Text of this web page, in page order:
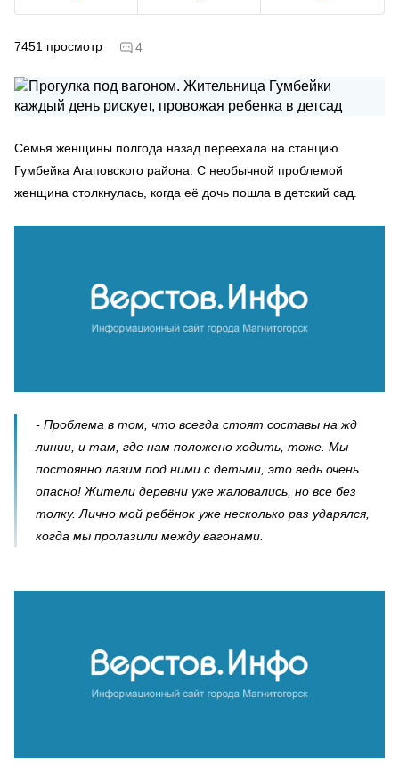
7451 просмотр 4
Семья женщины полгода назад переехала на станцию
Гумбейка Агаповского района. С необычной проблемой
женщина столкнулась, когда её дочь пошла в детский сад.
- Проблема в том, что всегда стоят составы на жд
линии, и там, где нам положено ходить, тоже. Мы
постоянно лазим под ними с детьми, это ведь очень
опасно! Жители деревни уже жаловались, но все без
толку. Лично мой ребёнок уже несколько раз ударялся,
когда мы пролазили между вагонами.